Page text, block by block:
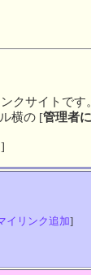
クサイトです
横の [管理者
]
イリンク追加]